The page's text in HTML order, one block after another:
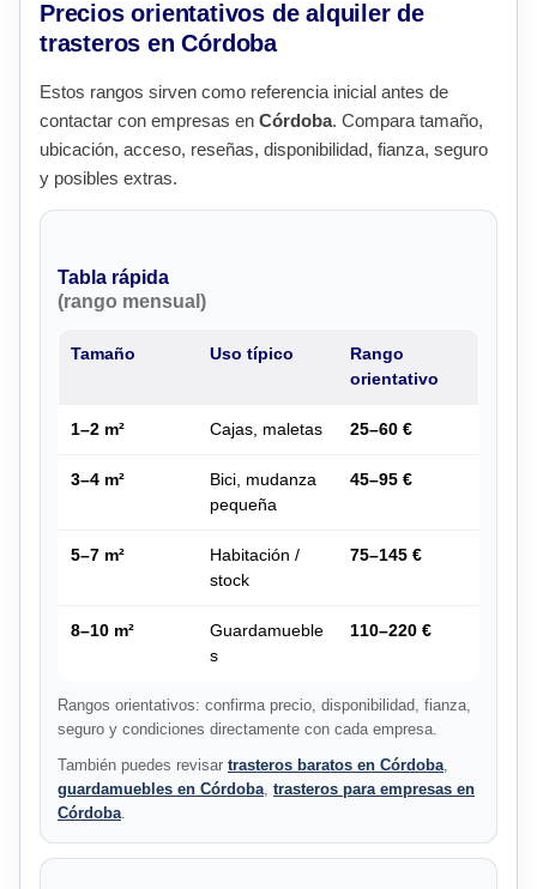
Precios orientativos de alquiler de
trasteros en Córdoba
Estos rangos sirven como referencia inicial antes de
contactar con empresas en Córdoba. Compara tamaño,
ubicación, acceso, reseñas, disponibilidad, fianza, seguro
y posibles extras.
Tabla rápida
(rango mensual)
Tamaño Uso típico
Rango
orientativo
1–2 m² Cajas, maletas 25–60 €
3–4 m²
Bici, mudanza
pequeña
45–95 €
5–7 m²
Habitación /
stock
75–145 €
8–10 m²
Guardamueble
s
110–220 €
Rangos orientativos: confirma precio, disponibilidad, fianza,
seguro y condiciones directamente con cada empresa.
También puedes revisar trasteros baratos en Córdoba
guardamuebles en Córdoba trasteros para empresas en
Córdoba